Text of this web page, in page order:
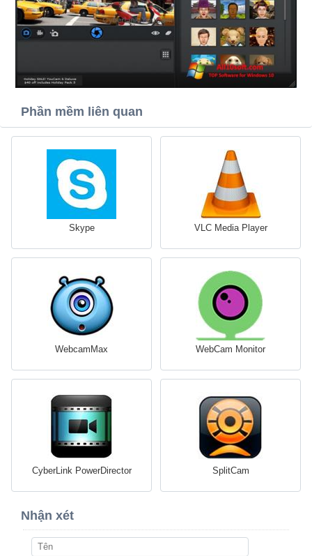
Phần mềm liên quan
Skype VLC Media Player
WebcamMax WebCam Monitor
CyberLink PowerDirector SplitCam
Nhận xét